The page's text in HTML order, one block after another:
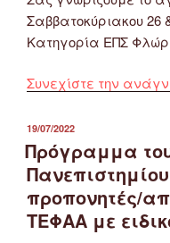
Σαββατοκύριακου 26
Κατηγορία ΕΠΣ
Συνεχίστε την
ΔΗΜΟΣΙΕΎΤΗΚΕ
ΣΤΙΣ
19/07/2022
Πρόγραμμα
προπονητές/
ΤΕΦΑΑ με